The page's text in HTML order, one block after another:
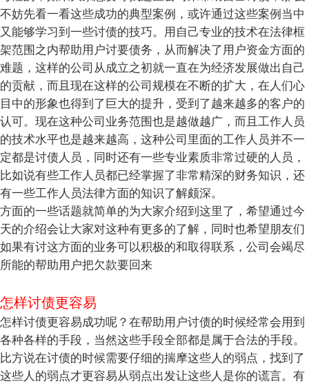
不妨先看一看这些成功的典型案例，或许通过这些案例当中
又能够学习到一些讨债的技巧。用自己专业的技术在法律框
架范围之内帮助用户讨要债务，从而解决了用户资金方面的
难题，这样的公司从成立之初就一直在为经济发展做出自己
的贡献，而且现在这样的公司规模在不断的扩大，在人们心
目中的形象也得到了巨大的提升，受到了越来越多的客户的
认可。现在这种公司业务范围也是越做越广，而且工作人员
的技术水平也是越来越高，这种公司里面的工作人员并不一
定都是讨债人员，同时还有一些专业素质非常过硬的人员，
比如说有些工作人员都已经掌握了非常精深的财务知识，还
有一些工作人员法律方面的知识了解颇深。
方面的一些话题就简单的为大家介绍到这里了，希望通过今
天的介绍会让大家对这种有更多的了解，同时也希望朋友们
如果有讨这方面的业务可以积极的和取得联系，公司会竭尽
所能的帮助用户把欠款要回来
怎样讨债更容易
怎样讨债更容易成功呢？在帮助用户讨债的时候经常会用到
各种各样的手段，当然这些手段全部都是属于合法的手段。
比方说在讨债的时候需要仔细的揣摩这些人的弱点，找到了
这些人的弱点才更容易从弱点出发让这些人是你的谎言。有